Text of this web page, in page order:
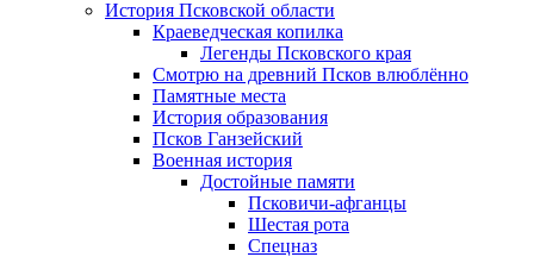
История Псковской области
Краеведческая копилка
Легенды Псковского края
Смотрю на древний Псков влюблённо
Памятные места
История образования
Псков Ганзейский
Военная история
Достойные памяти
Псковичи-афганцы
Шестая рота
Спецназ